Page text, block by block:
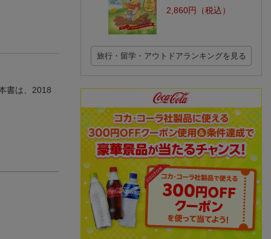
書は、2018
2,860円（税込）
旅行・留学・アウトドアランキングを見る